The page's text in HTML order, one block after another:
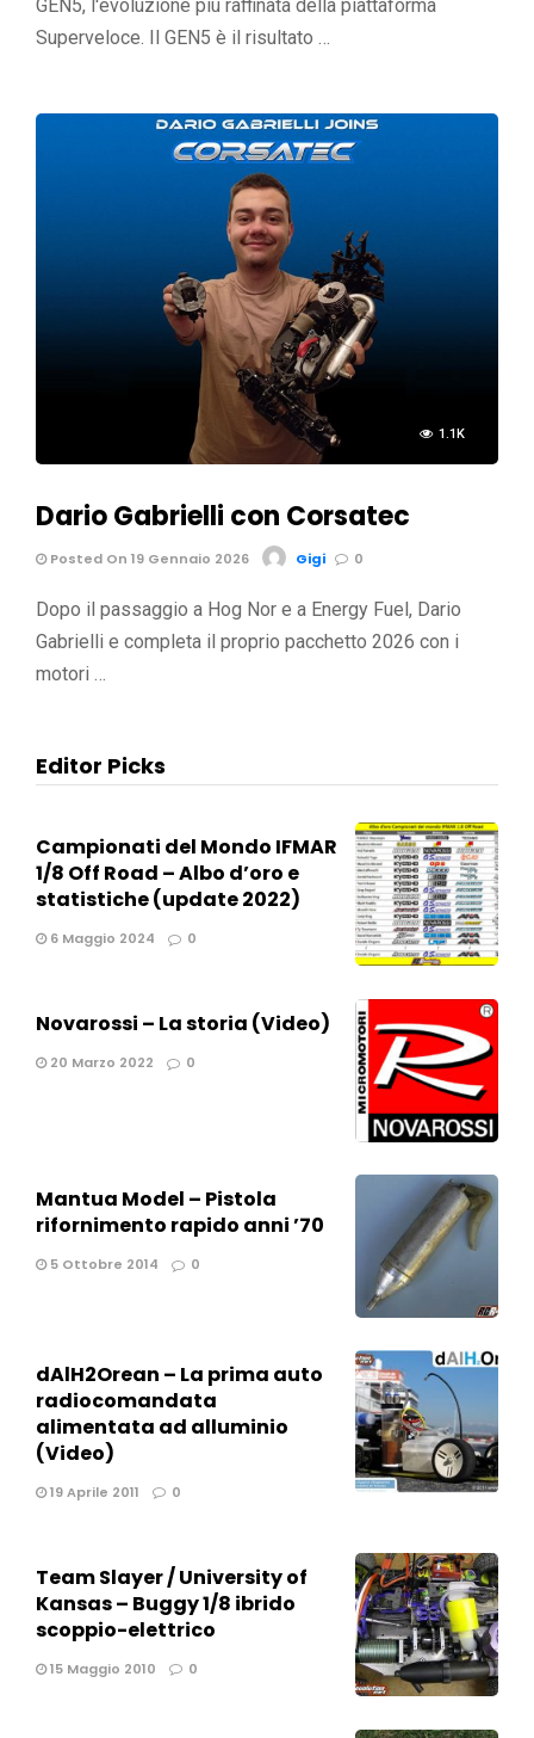
GEN5, l'evoluzione più raffinata della piattaforma
Superveloce. Il GEN5 è il risultato …
1.1K
Dario Gabrielli con Corsatec
Posted On 19 Gennaio 2026 Gigi 0
Dopo il passaggio a Hog Nor e a Energy Fuel, Dario
Gabrielli e completa il proprio pacchetto 2026 con i
motori …
Editor Picks
Campionati del Mondo IFMAR
1/8 Off Road – Albo d’oro e
statistiche (update 2022)
6 Maggio 2024 0
Novarossi – La storia (Video)
20 Marzo 2022 0
Mantua Model – Pistola
rifornimento rapido anni ’70
5 Ottobre 2014 0
dAlH2Orean – La prima auto
radiocomandata
alimentata ad alluminio
(Video)
19 Aprile 2011 0
Team Slayer / University of
Kansas – Buggy 1/8 ibrido
scoppio-elettrico
15 Maggio 2010 0